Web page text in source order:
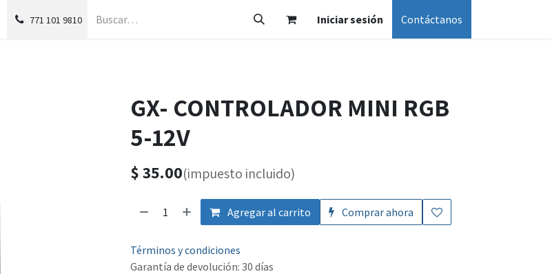
771 101 9810 Iniciar sesión Contáctanos
GX- CONTROLADOR MINI RGB
5-12V
$35.00(impuesto incluido)
Agregar al carrito Comprar ahora
Términos y condiciones
Garantía de devolución: 30 días